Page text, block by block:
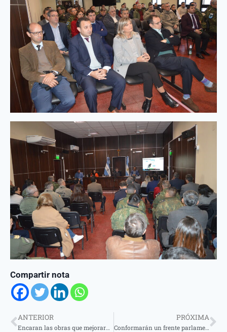
Compartir nota
ANTERIOR
Encaran las obras que mejorarán la traza ferroviaria en Corrientes
PRÓXIMA
Conformarán un frente parlamentario para tratar la concesión del Puente entre Santo Tomé y Sao Borja